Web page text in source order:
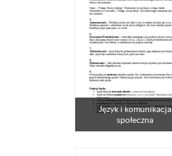
Język i komunikacja
społeczna